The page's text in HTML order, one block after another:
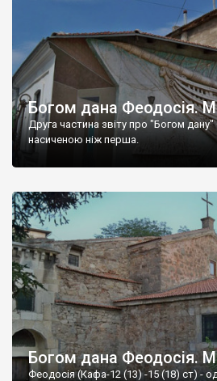
Богом дана Феодосія.
Друга частина звіту про "Богом
насиченою ніж перша.
Богом дана Феодосія.
Феодосія (Кафа-12 (13) -15 (18) ст) -